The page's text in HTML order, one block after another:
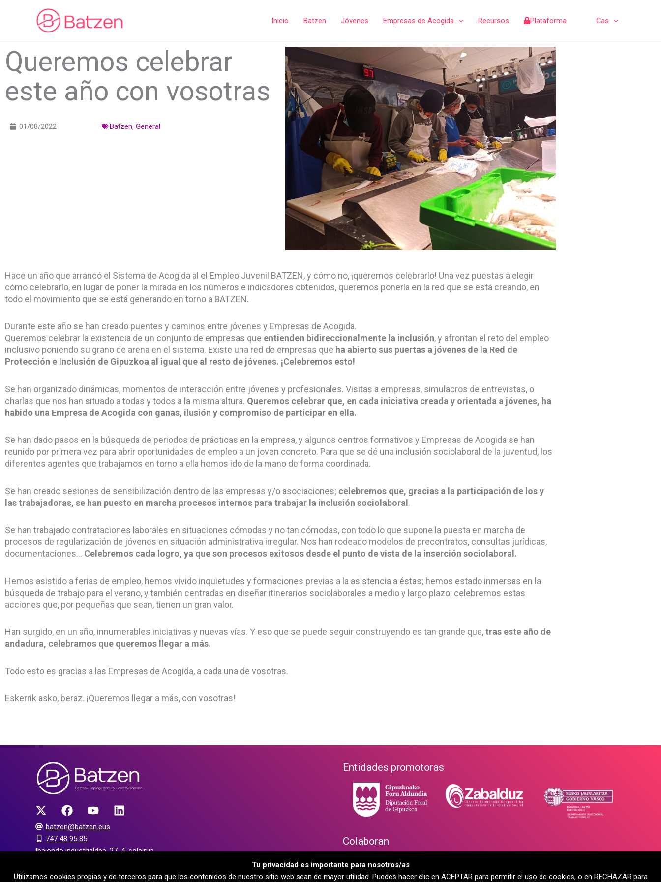
Inicio Batzen Jóvenes Empresas de Acogida Recursos Plataforma Cas
Queremos celebrar
este año con vosotras
01/08/2022 Batzen, General
Hace un año que arrancó el Sistema de Acogida al el Empleo Juvenil BATZEN, y cómo no, ¡queremos celebrarlo! Una vez puestas a elegir
cómo celebrarlo, en lugar de poner la mirada en los números e indicadores obtenidos, queremos ponerla en la red que se está creando, en
todo el movimiento que se está generando en torno a BATZEN.
Durante este año se han creado puentes y caminos entre jóvenes y Empresas de Acogida.
Queremos celebrar la existencia de un conjunto de empresas que entienden bidireccionalmente la inclusión, y afrontan el reto del empleo
inclusivo poniendo su grano de arena en el sistema. Existe una red de empresas que ha abierto sus puertas a jóvenes de la Red de
Protección e Inclusión de Gipuzkoa al igual que al resto de jóvenes. ¡Celebremos esto!
Se han organizado dinámicas, momentos de interacción entre jóvenes y profesionales. Visitas a empresas, simulacros de entrevistas, o
charlas que nos han situado a todas y todos a la misma altura. Queremos celebrar que, en cada iniciativa creada y orientada a jóvenes, ha
habido una Empresa de Acogida con ganas, ilusión y compromiso de participar en ella.
Se han dado pasos en la búsqueda de periodos de prácticas en la empresa, y algunos centros formativos y Empresas de Acogida se han
reunido por primera vez para abrir oportunidades de empleo a un joven concreto. Para que se dé una inclusión sociolaboral de la juventud, los
diferentes agentes que trabajamos en torno a ella hemos ido de la mano de forma coordinada.
Se han creado sesiones de sensibilización dentro de las empresas y/o asociaciones; celebremos que, gracias a la participación de los y
las trabajadoras, se han puesto en marcha procesos internos para trabajar la inclusión sociolaboral.
Se han trabajado contrataciones laborales en situaciones cómodas y no tan cómodas, con todo lo que supone la puesta en marcha de
procesos de regularización de jóvenes en situación administrativa irregular. Nos han rodeado modelos de precontratos, consultas jurídicas,
documentaciones… Celebremos cada logro, ya que son procesos exitosos desde el punto de vista de la inserción sociolaboral.
Hemos asistido a ferias de empleo, hemos vivido inquietudes y formaciones previas a la asistencia a éstas; hemos estado inmersas en la
búsqueda de trabajo para el verano, y también centradas en diseñar itinerarios sociolaborales a medio y largo plazo; celebremos estas
acciones que, por pequeñas que sean, tienen un gran valor.
Han surgido, en un año, innumerables iniciativas y nuevas vías. Y eso que se puede seguir construyendo es tan grande que,tras este año de
andadura, celebramos que queremos llegar a más.
Todo esto es gracias a las Empresas de Acogida, a cada una de vosotras.
Eskerrik asko, beraz. ¡Queremos llegar a más, con vosotras!
batzen@batzen.eus
747 48 95 85
Ibaiondo industrialdea, 27, 4. solairua
Entidades promotoras
Colaboran
Tu privacidad es importante para nosotros/as
Utilizamos cookies propias y de terceros para que los contenidos de nuestro sitio web sean de mayor utilidad. Puedes hacer clic en ACEPTAR para permitir el uso de cookies, o en RECHAZAR para